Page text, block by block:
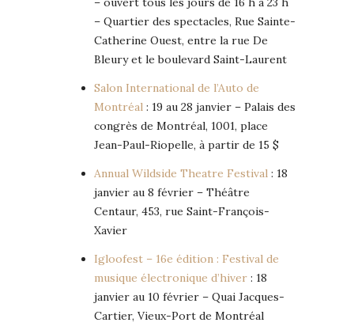
– Quartier des spectacles, Rue Sainte-
Catherine Ouest, entre la rue De
Bleury et le boulevard Saint-Laurent
Salon International de l’Auto de
Montréal : 19 au 28 janvier – Palais des
congrès de Montréal, 1001, place
Jean-Paul-Riopelle, à partir de 15 $
Annual Wildside Theatre Festival : 18
janvier au 8 février – Théâtre
Centaur, 453, rue Saint-François-
Xavier
Igloofest – 16e édition : Festival de
musique électronique d’hiver : 18
janvier au 10 février – Quai Jacques-
Cartier, Vieux-Port de Montréal